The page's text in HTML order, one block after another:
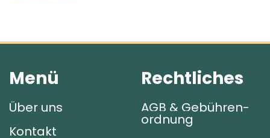
Menü
Über uns
Kontakt
Rechtliches
AGB & Gebühren­
ordnung